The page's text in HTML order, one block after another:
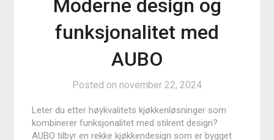
Moderne design og
funksjonalitet med
AUBO
Posted on november 22, 2024
Leter du etter høykvalitets kjøkkenløsninger som
kombinerer funksjonalitet med stilrent design?
AUBO tilbyr en rekke kjøkkendesign som er bygget